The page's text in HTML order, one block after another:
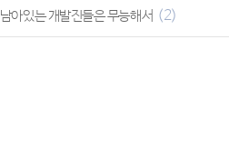
남아있는 개발진들은 무능해서 (2)